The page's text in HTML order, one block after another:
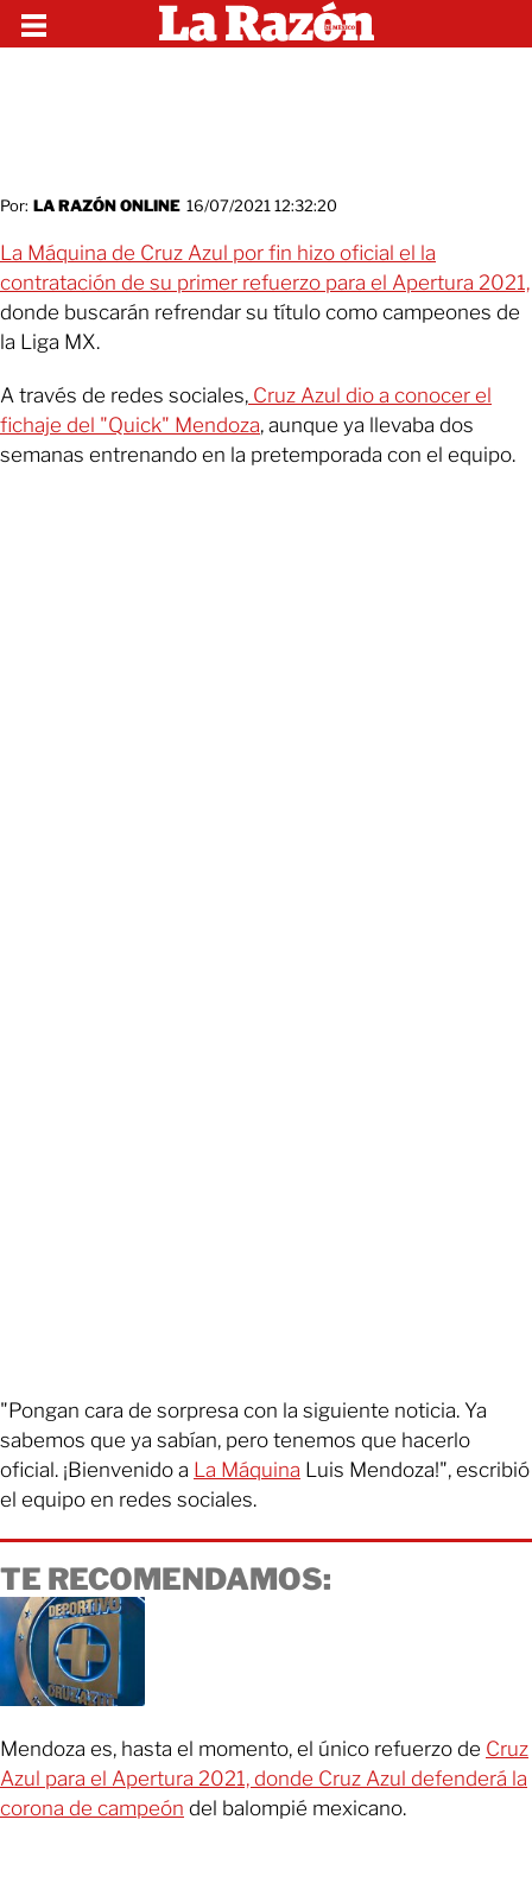
Por: LA RAZÓN ONLINE 16/07/2021 12:32:20
La Máquina de Cruz Azul por fin hizo oficial el la
contratación de su primer refuerzo para el Apertura 2021,
donde buscarán refrendar su título como campeones de
la Liga MX.
A través de redes sociales, Cruz Azul dio a conocer el
fichaje del "Quick" Mendoza, aunque ya llevaba dos
semanas entrenando en la pretemporada con el equipo.
"Pongan cara de sorpresa con la siguiente noticia. Ya
sabemos que ya sabían, pero tenemos que hacerlo
oficial. ¡Bienvenido a La Máquina Luis Mendoza!", escribió
el equipo en redes sociales.
TE RECOMENDAMOS:
Mendoza es, hasta el momento, el único refuerzo de Cruz
Azul para el Apertura 2021, donde Cruz Azul defenderá la
corona de campeón del balompié mexicano.